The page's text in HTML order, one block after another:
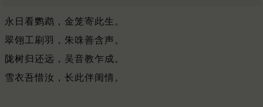
永日看鹦鹉，金笼寄此生。
翠翎工刷羽，朱咮善含声。
陇树归还远，吴音教乍成。
雪衣吾惜汝，长此伴闺情。